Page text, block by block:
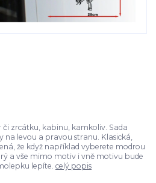
či zrcátku, kabinu, kamkoliv. Sada
na levou a pravou stranu. Klasická,
že když například vyberete modrou
a vše mimo motiv i vně motivu bude
lepíte. celý popis